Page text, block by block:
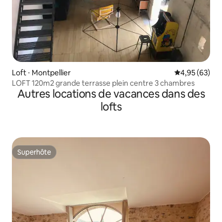
Loft ⋅ Montpellier Évaluation
4,95 (63)
LOFT 120m2 grande terrasse plein centre 3 chambres
Autres locations de vacances dans des
lofts
Superhôte
Superhôte